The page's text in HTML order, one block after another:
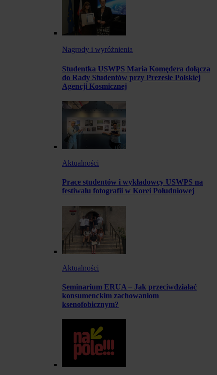
Nagrody i wyróżnienia
Studentka USWPS Maria Komędera dołącza
do Rady Studentów przy Prezesie Polskiej
Agencji Kosmicznej
Aktualności
Prace studentów i wykładowcy USWPS na
festiwalu fotografii w Korei Południowej
Aktualności
Seminarium ERUA – Jak przeciwdziałać
konsumenckim zachowaniom
ksenofobicznym?